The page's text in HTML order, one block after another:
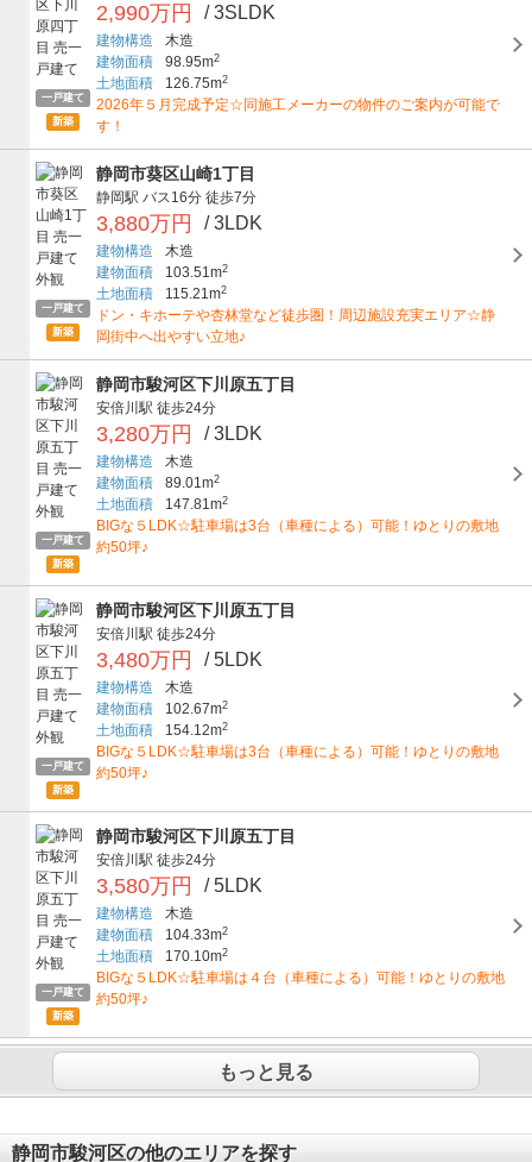
一戸建て
新築
2,990万円 / 3SLDK
建物構造
木造
建物面積
98.95m2
土地面積 126.75m2
2026年５月完成予定☆同施工メーカーの物件のご案内が可能で
す！
一戸建て
新築
静岡市葵区山崎1丁目
静岡駅 バス16分 徒歩7分
3,880万円 / 3LDK
建物構造
木造
建物面積
103.51m2
土地面積 115.21m2
ドン・キホーテや杏林堂など徒歩圏！周辺施設充実エリア☆静
岡街中へ出やすい立地♪
一戸建て
新築
静岡市駿河区下川原五丁目
安倍川駅 徒歩24分
3,280万円 / 3LDK
建物構造
木造
建物面積
89.01m2
土地面積 147.81m2
BIGな５LDK☆駐車場は3台（車種による）可能！ゆとりの敷地
約50坪♪
一戸建て
新築
静岡市駿河区下川原五丁目
安倍川駅 徒歩24分
3,480万円 / 5LDK
建物構造
木造
建物面積
102.67m2
土地面積 154.12m2
BIGな５LDK☆駐車場は3台（車種による）可能！ゆとりの敷地
約50坪♪
一戸建て
新築
静岡市駿河区下川原五丁目
安倍川駅 徒歩24分
3,580万円 / 5LDK
建物構造
木造
建物面積
104.33m2
土地面積 170.10m2
BIGな５LDK☆駐車場は４台（車種による）可能！ゆとりの敷地
約50坪♪
もっと見る
静岡市駿河区の他のエリアを探す